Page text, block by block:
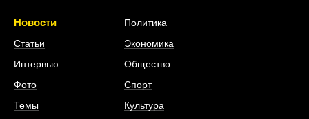
Новости
Статьи
Интервью
Фото
Темы
Политика
Экономика
Общество
Спорт
Культура